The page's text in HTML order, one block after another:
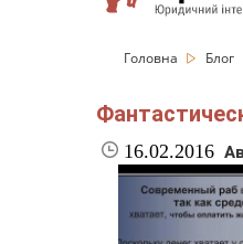
Головна Блог
16.02.2016